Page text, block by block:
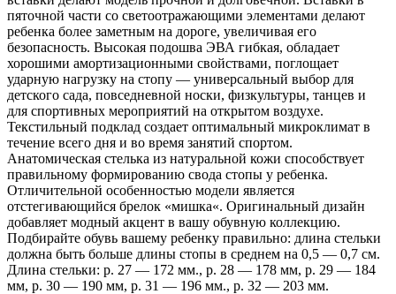
пяточной части со светоотражающими элементами делают
ребенка более заметным на дороге, увеличивая его
безопасность. Высокая подошва ЭВА гибкая, обладает
хорошими амортизационными свойствами, поглощает
ударную нагрузку на стопу — универсальный выбор для
детского сада, повседневной носки, физкультуры, танцев и
для спортивных мероприятий на открытом воздухе.
Текстильный подклад создает оптимальный микроклимат в
течение всего дня и во время занятий спортом.
Анатомическая стелька из натуральной кожи способствует
правильному формированию свода стопы у ребенка.
Отличительной особенностью модели является
отстегивающийся брелок «мишка«. Оригинальный дизайн
добавляет модный акцент в вашу обувную коллекцию.
Подбирайте обувь вашему ребенку правильно: длина стельки
должна быть больше длины стопы в среднем на 0,5 — 0,7 см.
Длина стельки: р. 27 — 172 мм., р. 28 — 178 мм, р. 29 — 184
мм, р. 30 — 190 мм, р. 31 — 196 мм., р. 32 — 203 мм.